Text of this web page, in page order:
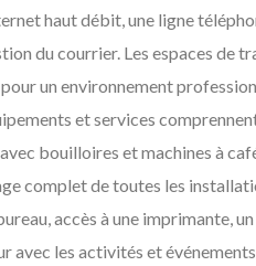
haut débit, une ligne
du courrier. Les espaces de
un environnement
et services
bouilloires et machines à
complet de toutes les
accès à une imprimante,
avec les activités et